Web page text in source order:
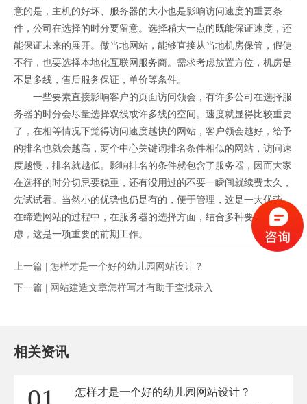
意的是，主机的好坏、服务器的大小也是影响访问速度的重要条
件，公司在选择的时分要留意。选择稍大一点的既能保证速度，还
能保证未来的展开。做当地网站，能够直接从当地机房保管，假使
不行，也要选择本地化互联网服务商。需求考虑放置方位，机房是
不是多线，售后服务保证，单价等条件。
一些要素直接影响客户的页面访问领会，有许多公司在选择服
务器的时分会尽量选择双线或许多线的空间。速度就显得比较重要
了，在相等情况下觉得访问速度越快的网站，客户领会越好，给予
的排名也就会越高，两个中心关键词排名条件相似的网站，访问速
度越慢，排名就越低。影响排名的条件就包含了服务器，因而大家
在选择的时分切忌要稳重，还有没用过的不要一瞬间就续费太久，
先试试看。当然小的优势也仍是有的，便于管理，这是一大优势。
在缔造网站的过程中，在服务器的选择方面，结合多种要历来考
虑，这是一项重要的前期工作。
上一篇 | 怎样才是一个好的幼儿园网站设计？
下一篇 | 网站建造文章怎样写才有助于查找录入
相关资讯
怎样才是一个好的幼儿园网站设计？